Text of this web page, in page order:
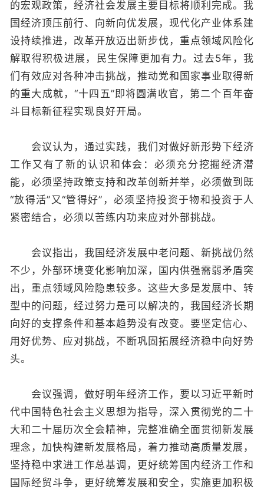
的宏观政策，经济社会发展主要目标将顺利完成。我
国经济顶压前行、向新向优发展，现代化产业体系建
设持续推进，改革开放迈出新步伐，重点领域风险化
解取得积极进展，民生保障更加有力。过去5年，我
们有效应对各种冲击挑战，推动党和国家事业取得新
的重大成就，“十四五”即将圆满收官，第二个百年奋
斗目标新征程实现良好开局。
会议认为，通过实践，我们对做好新形势下经济
工作又有了新的认识和体会：必须充分挖掘经济潜
能，必须坚持政策支持和改革创新并举，必须做到既
“放得活”又“管得好”，必须坚持投资于物和投资于人
紧密结合，必须以苦练内功来应对外部挑战。
会议指出，我国经济发展中老问题、新挑战仍然
不少，外部环境变化影响加深，国内供强需弱矛盾突
出，重点领域风险隐患较多。这些大多是发展中、转
型中的问题，经过努力是可以解决的，我国经济长期
向好的支撑条件和基本趋势没有改变。要坚定信心、
用好优势、应对挑战，不断巩固拓展经济稳中向好势
头。
会议强调，做好明年经济工作，要以习近平新时
代中国特色社会主义思想为指导，深入贯彻党的二十
大和二十届历次全会精神，完整准确全面贯彻新发展
理念，加快构建新发展格局，着力推动高质量发展，
坚持稳中求进工作总基调，更好统筹国内经济工作和
国际经贸斗争，更好统筹发展和安全，实施更加积极